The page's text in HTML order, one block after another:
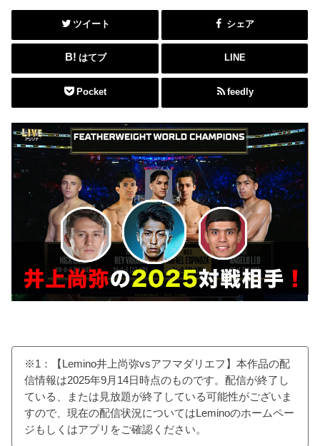
ツイート シェア
はてブ LINE
Pocket feedly
※1：【Lemino井上尚弥vsアフマダリエフ】本作品の配
信情報は2025年9月14日時点のものです。配信が終了し
ている、または見放題が終了している可能性がございま
すので、現在の配信状況についてはLeminoのホームペー
ジもしくはアプリをご確認ください。